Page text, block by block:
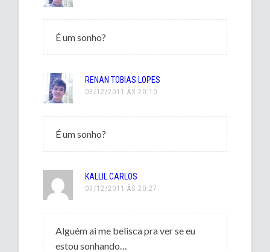
É um sonho?
RENAN TOBIAS LOPES
03/12/2011 ÀS 20:10
É um sonho?
KALLIL CARLOS
03/12/2011 ÀS 20:27
Alguém ai me belisca pra ver se eu
estou sonhando…